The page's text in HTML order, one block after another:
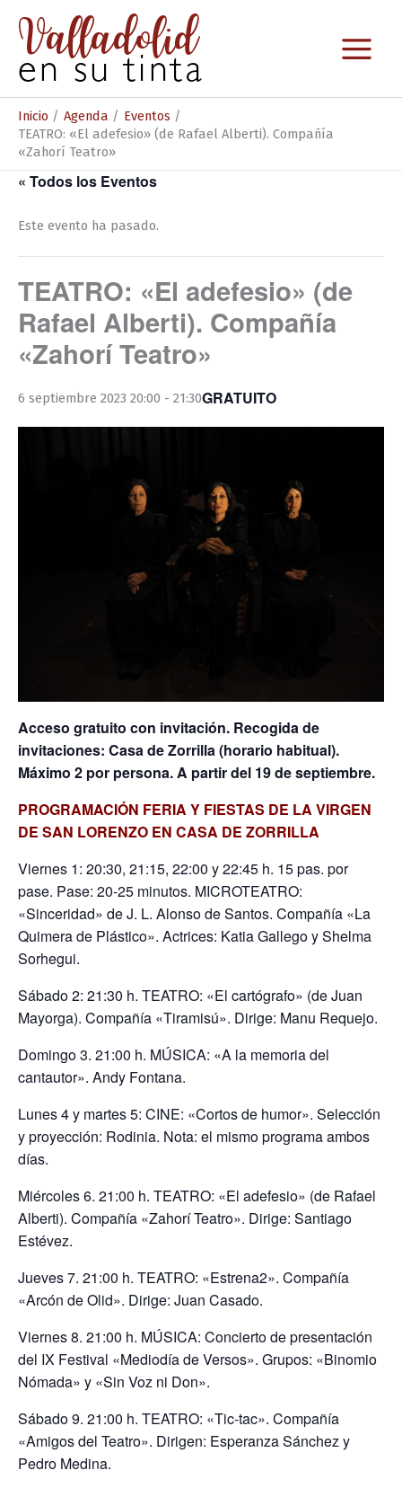
contenido
Inicio Agenda
Eventos
TEATRO: «El adefesio» (de Rafael Alberti). Compañía
«Zahorí Teatro»
« Todos los Eventos
Este evento ha pasado.
TEATRO: «El adefesio» (de
Rafael Alberti). Compañía
«Zahorí Teatro»
6 septiembre 2023 20:00 - 21:30GRATUITO
Acceso gratuito con invitación. Recogida de
invitaciones: Casa de Zorrilla (horario habitual).
Máximo 2 por persona. A partir del 19 de septiembre.
PROGRAMACIÓN FERIA Y FIESTAS DE LA VIRGEN
DE SAN LORENZO EN CASA DE ZORRILLA
Viernes 1: 20:30, 21:15, 22:00 y 22:45 h. 15 pas. por
pase. Pase: 20-25 minutos. MICROTEATRO:
«Sinceridad» de J. L. Alonso de Santos. Compañía «La
Quimera de Plástico». Actrices: Katia Gallego y Shelma
Sorhegui.
Sábado 2: 21:30 h. TEATRO: «El cartógrafo» (de Juan
Mayorga). Compañía «Tiramisú». Dirige: Manu Requejo.
Domingo 3. 21:00 h. MÚSICA: «A la memoria del
cantautor». Andy Fontana.
Lunes 4 y martes 5: CINE: «Cortos de humor». Selección
y proyección: Rodinia. Nota: el mismo programa ambos
días.
Miércoles 6. 21:00 h. TEATRO: «El adefesio» (de Rafael
Alberti). Compañía «Zahorí Teatro». Dirige: Santiago
Estévez.
Jueves 7. 21:00 h. TEATRO: «Estrena2». Compañía
«Arcón de Olid». Dirige: Juan Casado.
Viernes 8. 21:00 h. MÚSICA: Concierto de presentación
del IX Festival «Mediodía de Versos». Grupos: «Binomio
Nómada» y «Sin Voz ni Don».
Sábado 9. 21:00 h. TEATRO: «Tic-tac». Compañía
«Amigos del Teatro». Dirigen: Esperanza Sánchez y
Pedro Medina.